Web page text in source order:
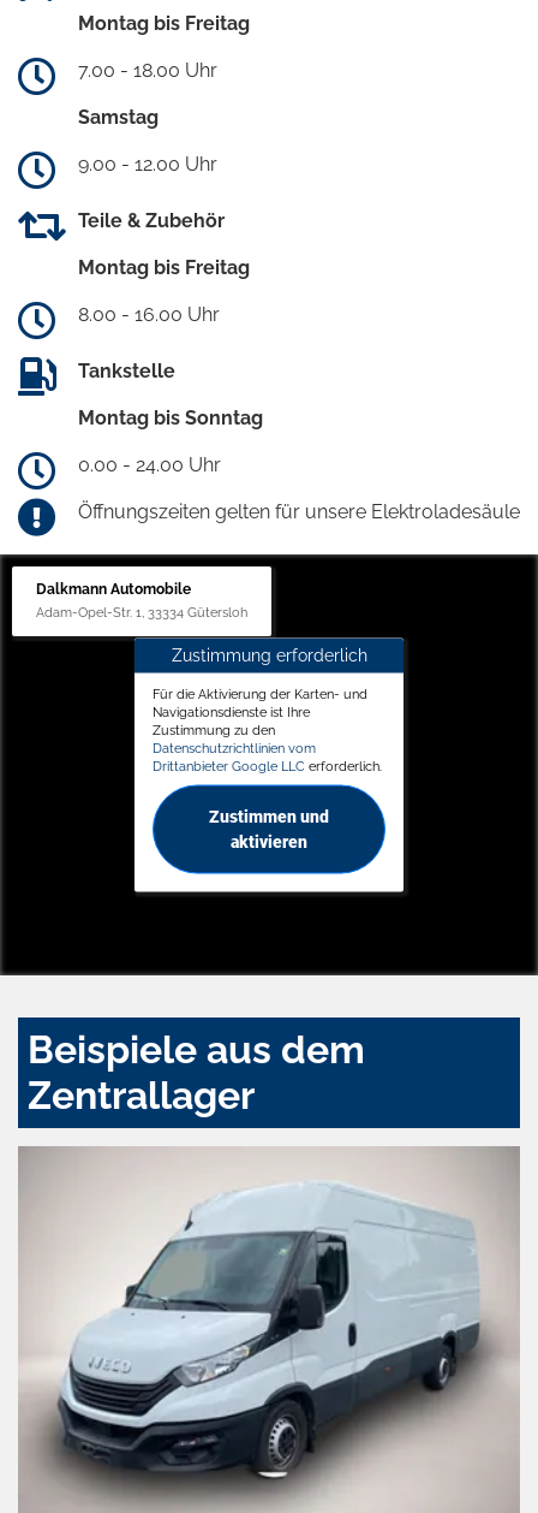
Montag bis Freitag
7.00 - 18.00 Uhr
Samstag
9.00 - 12.00 Uhr
Teile & Zubehör
Montag bis Freitag
8.00 - 16.00 Uhr
Tankstelle
Montag bis Sonntag
0.00 - 24.00 Uhr
Öffnungszeiten gelten für unsere Elektroladesäule
Dalkmann Automobile
Adam-Opel-Str. 1, 33334 Gütersloh
Zustimmung erforderlich
Für die Aktivierung der Karten- und
Navigationsdienste ist Ihre
Zustimmung zu den
Datenschutzrichtlinien vom
Drittanbieter Google LLC erforderlich.
Zustimmen und
aktivieren
Beispiele aus dem
Zentrallager